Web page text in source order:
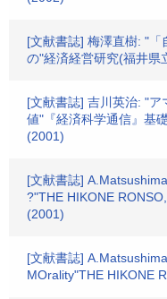
[文献書誌] 梅澤直樹: "「
の"経済経営研究(福井
[文献書誌] 吉川英治: "ア
値"『経済科学通信』基
(2001)
[文献書誌]
?"THE HIKONE
(2001)
[文献書誌]
MOrality"THE HIKONE